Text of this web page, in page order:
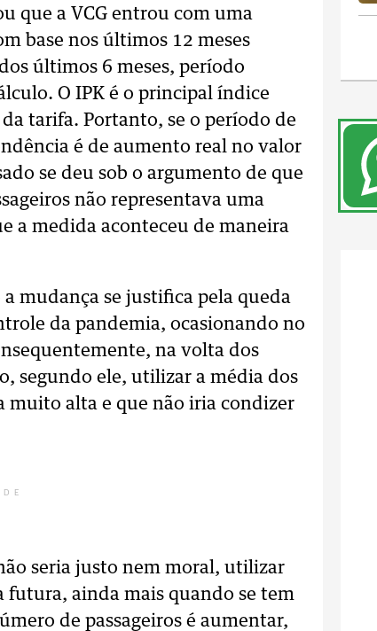
que a VCG entrou com uma
base nos últimos 12 meses
últimos 6 meses, período
O IPK é o principal índice
tarifa. Portanto, se o período de
é de aumento real no valor
se deu sob o argumento de que
não representava uma
a medida aconteceu de maneira
mudança se justifica pela queda
da pandemia, ocasionando no
na volta dos
segundo ele, utilizar a média dos
muito alta e que não iria condizer
seria justo nem moral, utilizar
futura, ainda mais quando se tem
de passageiros é aumentar,